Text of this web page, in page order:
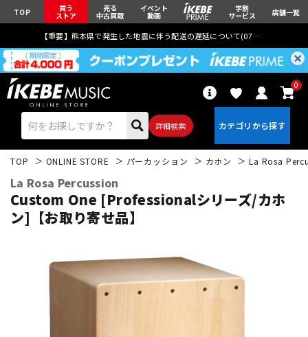
TOP 買う
ストア
売る
中古買取
イベント
動画
学割
サービス 店舗一覧
【重要】熊本県で発生した地震に伴う配送の遅延について(07月29日
詳細検索
0
ウクレレ
TOP ONLINE STORE パーカッション カホン La Rosa
La Rosa Percussion
Custom One [Professionalシリーズ/カホ
ン]【お取り寄せ品】